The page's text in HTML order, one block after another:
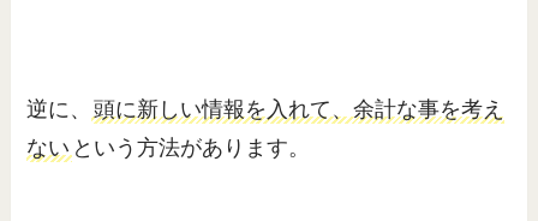
逆に、 頭に新しい情報を入れて、余計な事を考え
ない という方法があります。